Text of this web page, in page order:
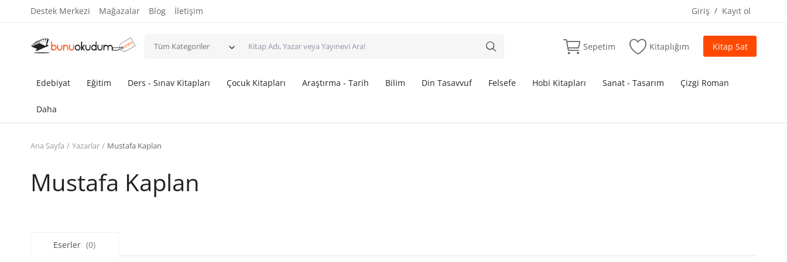
Destek Merkezi Mağazalar Blog İletişim Giriş / Kayıt ol
Tüm Kategoriler Sepetim Kitaplığım Kitap Sat
Edebiyat Eğitim Ders - Sınav Kitapları Çocuk Kitapları Araştırma - Tarih Bilim Din Tasavvuf Felsefe Hobi Kitapları Sanat - Tasarım Çizgi Roman
Daha
Ana Sayfa Yazarlar Mustafa Kaplan
Mustafa Kaplan
Eserler (0)